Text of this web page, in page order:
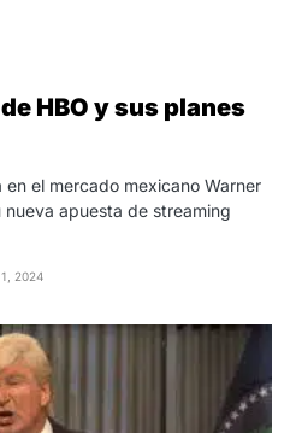
HBO y sus planes
el mercado mexicano Warner
apuesta de streaming
1, 2024